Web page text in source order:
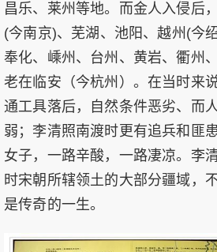
昌乐、莱州等地。而金人入侵后
(今南京)、芜湖、池阳、越州(今
奉化、嵊州、台州、黄岩、衢州
老在临安（今杭州）。在当时来
通工具落后，自然条件恶劣、而
弱；李清照南渡时更有追兵和匪
女子，一路辛酸，一路凄凉。李
时宋朝所辖领土的大部分疆域，
是传奇的一生。